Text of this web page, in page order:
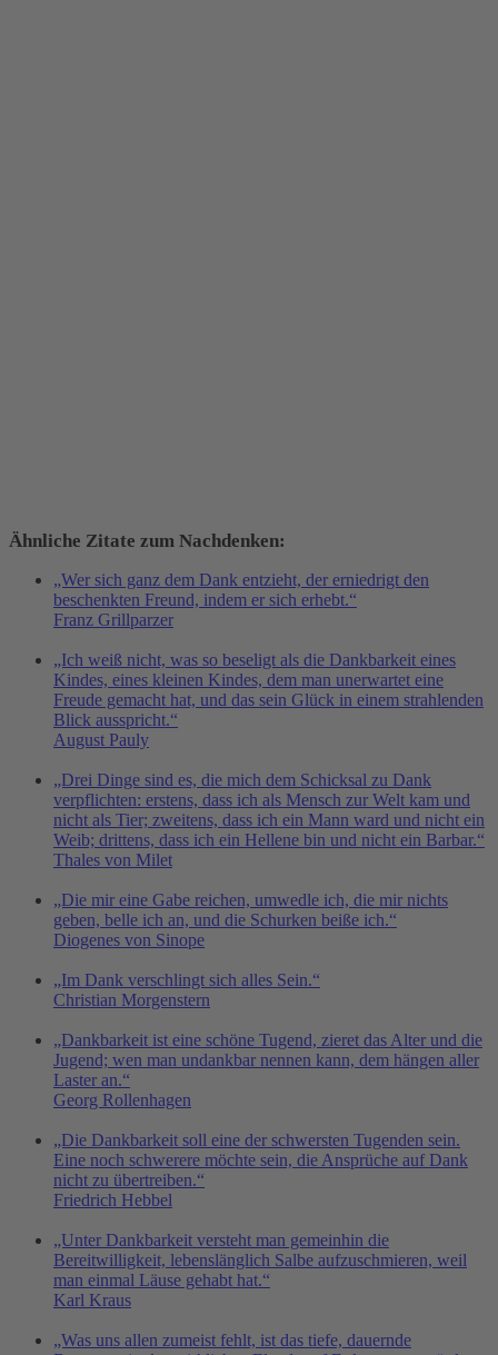
Ähnliche Zitate zum Nachdenken:
„Wer sich ganz dem Dank entzieht, der erniedrigt den
beschenkten Freund, indem er sich erhebt.“
Franz Grillparzer
„Ich weiß nicht, was so beseligt als die Dankbarkeit eines
Kindes, eines kleinen Kindes, dem man unerwartet eine
Freude gemacht hat, und das sein Glück in einem strahlenden
Blick ausspricht.“
August Pauly
„Drei Dinge sind es, die mich dem Schicksal zu Dank
verpflichten: erstens, dass ich als Mensch zur Welt kam und
nicht als Tier; zweitens, dass ich ein Mann ward und nicht ein
Weib; drittens, dass ich ein Hellene bin und nicht ein Barbar.“
Thales von Milet
„Die mir eine Gabe reichen, umwedle ich, die mir nichts
geben, belle ich an, und die Schurken beiße ich.“
Diogenes von Sinope
„Im Dank verschlingt sich alles Sein.“
Christian Morgenstern
„Dankbarkeit ist eine schöne Tugend, zieret das Alter und die
Jugend; wen man undankbar nennen kann, dem hängen aller
Laster an.“
Georg Rollenhagen
„Die Dankbarkeit soll eine der schwersten Tugenden sein.
Eine noch schwerere möchte sein, die Ansprüche auf Dank
nicht zu übertreiben.“
Friedrich Hebbel
„Unter Dankbarkeit versteht man gemeinhin die
Bereitwilligkeit, lebenslänglich Salbe aufzuschmieren, weil
man einmal Läuse gehabt hat.“
Karl Kraus
„Was uns allen zumeist fehlt, ist das tiefe, dauernde